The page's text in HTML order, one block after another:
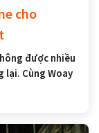
cho
được nhiều
lại. Cùng Woay